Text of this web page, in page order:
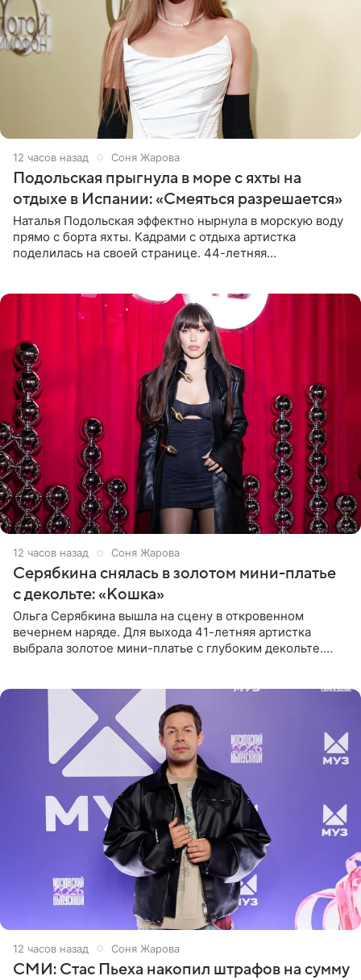
12 часов назад Соня Жарова
Подольская прыгнула в море с яхты на
отдыхе в Испании: «Смеяться разрешается»
Наталья Подольская эффектно нырнула в морскую воду
прямо с борта яхты. Кадрами с отдыха артистка
поделилась на своей странице. 44-летняя
12 часов назад Соня Жарова
Серябкина снялась в золотом мини-платье
с декольте: «Кошка»
Ольга Серябкина вышла на сцену в откровенном
вечернем наряде. Для выхода 41-летняя артистка
выбрала золотое мини-платье с глубоким декольте.
12 часов назад Соня Жарова
СМИ: Стас Пьеха накопил штрафов на сумму